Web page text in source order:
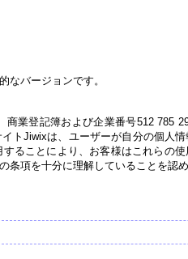
なバージョンです。
業登記簿および企業番号512 785
トJiwixは、ユーザーが自分の個人
ることにより、お客様はこれらの
条項を十分に理解していることを認め